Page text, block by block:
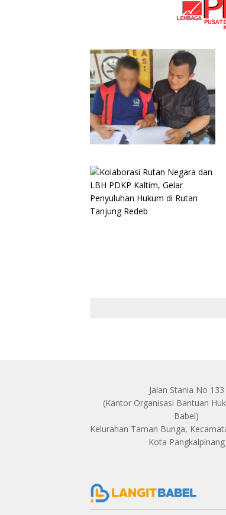
Jalan Stania No 133
(Kantor Organisasi Bantuan
Babel)
Kelurahan Taman Bunga,
Kota Pangkalpinang